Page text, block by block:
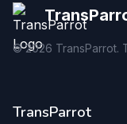
©2026 TransParrot.
TransParrot